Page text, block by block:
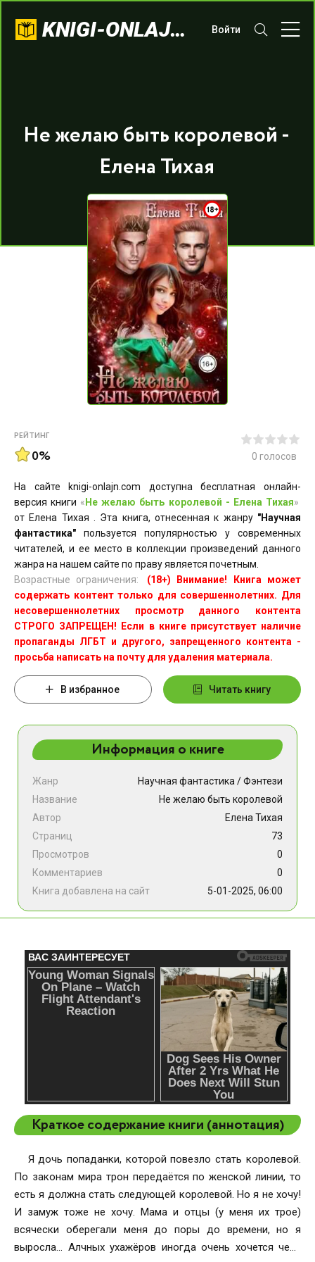
KNIGI-ONLAJN.COM Войти
Не желаю быть королевой -
Елена Тихая
РЕЙТИНГ
0% 0 голосов
На сайте knigi-onlajn.com доступна бесплатная онлайн-
версия книги « Не желаю быть королевой - Елена Тихая»
от Елена Тихая . Эта книга, отнесенная к жанру "Научная
фантастика" пользуется популярностью у современных
читателей, и ее место в коллекции произведений данного
жанра на нашем сайте по праву является почетным.
Возрастные ограничения:
(18+) Внимание! Книга может
содержать контент только для совершеннолетних. Для
несовершеннолетних просмотр данного контента
СТРОГО ЗАПРЕЩЕН! Если в книге присутствует наличие
пропаганды ЛГБТ и другого, запрещенного контента -
просьба написать на почту для удаления материала.
В избранное Читать книгу
Информация о книге
Жанр Научная фантастика /Фэнтези
Название
Не желаю быть королевой
Автор
Елена Тихая
Страниц
73
Просмотров
0
Комментариев
0
Книга добавлена на сайт
5-01-2025, 06:00
Краткое содержание книги (аннотация)
Я дочь попаданки, которой повезло стать королевой.
По законам мира трон передаётся по женской линии, то
есть я должна стать следующей королевой. Но я не хочу!
И замуж тоже не хочу. Мама и отцы (у меня их трое)
всячески оберегали меня до поры до времени, но я
выросла… Алчных ухажёров иногда очень хочется чем-